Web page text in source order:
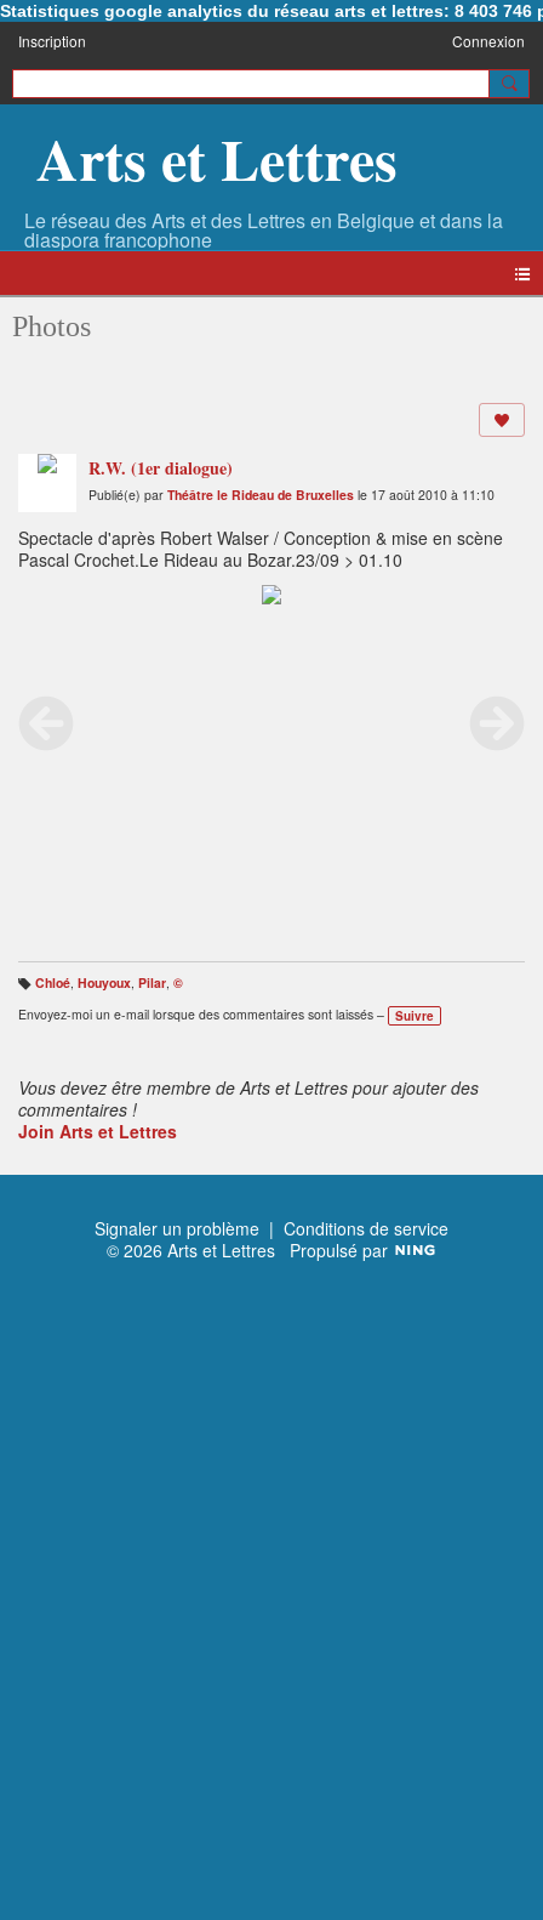
Statistiques google analytics du réseau arts et lettres: 8 403 746
Inscription Connexion
Arts et Lettres
Photos
R.W. (1er dialogue)
Publié(e) par Théâtre le Rideau de Bruxelles le 17 août 2010 à 11:10
Spectacle d'après Robert Walser / Conception & mise en scène
Pascal Crochet.Le Rideau au Bozar.23/09 > 01.10
B
ali
s
Chloé, Houyoux, Pilar, ©
Envoyez-moi un e-mail lorsque des commentaires sont laissés –
Suivre
Vous devez être membre de Arts et Lettres pour ajouter des
commentaires !
Join Arts et Lettres
Signaler un problème | Conditions de service
© 2026 Arts et Lettres Propulsé par